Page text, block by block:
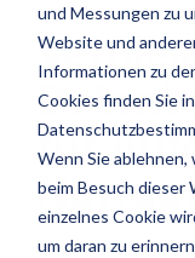
und Messungen zu
Website und
Informationen zu
Cookies finden Sie
Wenn Sie
beim Besuch dieser
einzelnes Cookie
um daran zu
Agiles Testen
API Testing
Last- und Performance
Nutzerabnahmetest / UAT
Offshore Test Center
Foundation Level
AI Testing
Testing with GenAI
Test Management
für